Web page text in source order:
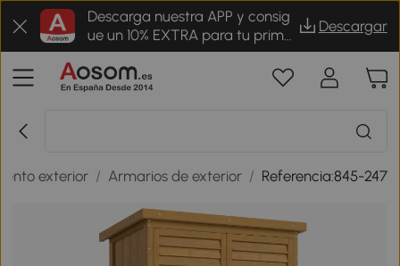
Descarga nuestra APP y consig
ue un 10% EXTRA para tu prime
r pedido
Descargar
exterior / Armarios de exterior / Referencia:845-247